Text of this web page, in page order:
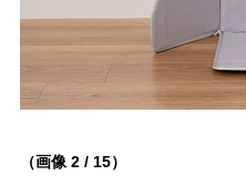
（画像 2 / 15）